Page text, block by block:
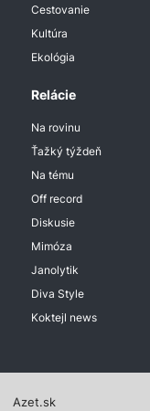
Cestovanie
Kultúra
Ekológia
Relácie
Na rovinu
Ťažký týždeň
Na tému
Off record
Diskusie
Mimóza
Janolytik
Diva Style
Koktejl news
Azet.sk